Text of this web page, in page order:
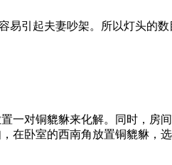
引起夫妻吵架。所以灯头的
一对铜貔貅来化解。同时，房
在卧室的西南角放置铜貔貅，